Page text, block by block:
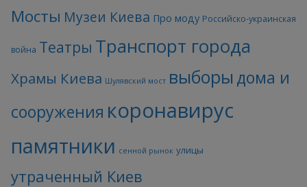
Мосты Музеи Киева Про моду Российско-украинская
война Театры Транспорт города
Храмы Киева Шулявский мост выборы дома и
сооружения коронавирус
памятники сенной рынок улицы
утраченный Киев